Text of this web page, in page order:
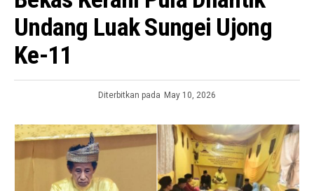
Undang Luak Sungei Ujong
Ke-11
Diterbitkan pada May 10, 2026